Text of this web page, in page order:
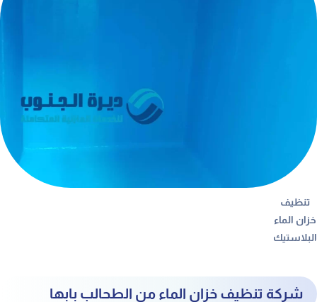
تنظيف
خزان الماء
البلاستيك
شركة تنظيف خزان الماء من الطحالب بابها